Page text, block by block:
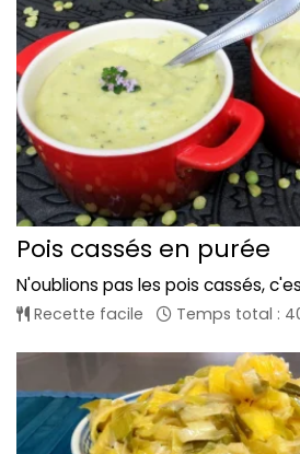
Pois cassés en purée
N'oublions pas les pois cassés,
Recette facile Temps total :